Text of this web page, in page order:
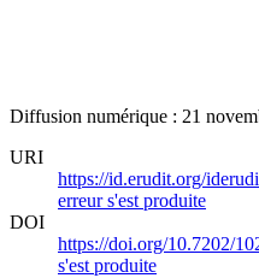
Diffusion numérique : 21
URI
https://id.erudit.org/
erreur s'est produite
DOI
https://doi.org/10.7202/
s'est produite